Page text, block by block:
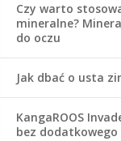
Czy warto
mineralne?
do oczu
Jak dbać o usta
KangaROOS
bez